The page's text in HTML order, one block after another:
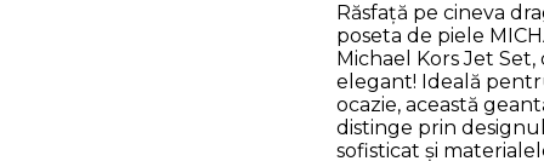
Răsfață pe cineva
poseta de piele
Michael Kors Jet
elegant! Ideală
ocazie, această
distinge prin
sofisticat și